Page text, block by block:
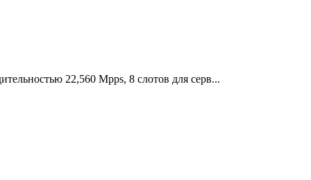
22,560 Mpps, 8 слотов для серв...